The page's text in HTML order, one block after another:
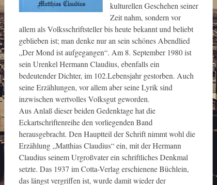
kulturellen Geschehen seiner
Zeit nahm, sondern vor
allem als Volksschriftsteller bis heute bekannt und beliebt
geblieben ist; man denke nur an sein schönes Abendlied
„Der Mond ist aufgegangen“. Am 8. September 1980 ist
sein Urenkel Hermann Claudius, ebenfalls ein
bedeutender Dichter, im 102.Lebensjahr gestorben. Auch
seine Erzählungen, vor allem aber seine Lyrik sind
inzwischen wertvolles Volksgut geworden.
Aus Anlaß dieser beiden Gedenktage hat die
Eckartschriftenreihe den vorliegenden Band
herausgebracht. Den Hauptteil der Schrift nimmt wohl die
Erzählung „Matthias Claudius“ ein, mit der Hermann
Claudius seinem Urgroßvater ein schriftliches Denkmal
setzte. Das 1937 im Cotta-Verlag erschienene Büchlein,
das längst vergriffen ist, wurde damit wieder der